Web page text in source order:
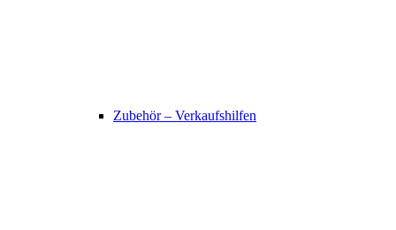
Zubehör – Verkaufshilfen